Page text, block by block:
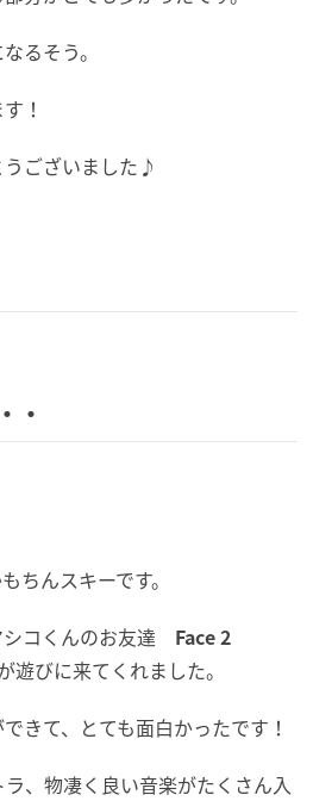
るそう。
！
ございました♪
・
ちんスキーです。
コくんのお友達 Face 2
遊びに来てくれました。
きて、とても面白かったです！
ラ、物凄く良い音楽がたくさん入